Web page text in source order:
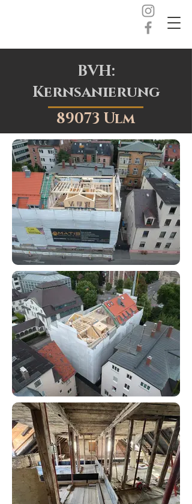
BVH:
Kernsanierung
89073 Ulm